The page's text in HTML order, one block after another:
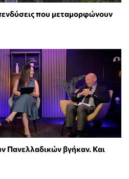
που μεταμορφώνουν
Πανελλαδικών βγήκαν. Και